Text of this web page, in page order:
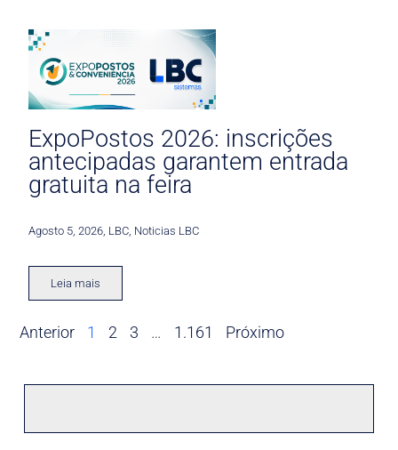
ExpoPostos 2026: inscrições
antecipadas garantem entrada
gratuita na feira
Agosto 5, 2026 LBC Noticias LBC
Leia mais
Anterior 1 2 3 … 1.161 Próximo